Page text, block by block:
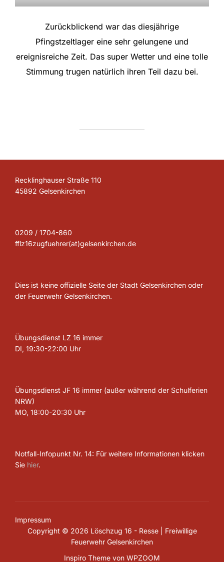
Zurückblickend war das diesjährige
Pfingstzeltlager eine sehr gelungene und
ereignisreiche Zeit. Das super Wetter und eine tolle
Stimmung trugen natürlich ihren Teil dazu bei.
Recklinghauser Straße 110
45892 Gelsenkirchen
0209 / 1704-860
fflz16zugfuehrer(at)gelsenkirchen.de
Dies ist keine offizielle Seite der Stadt Gelsenkirchen oder
der Feuerwehr Gelsenkirchen.
Übungsdienst LZ 16 immer
DI, 19:30-22:00 Uhr
Übungsdienst JF 16 immer (außer während der Schulferien
NRW)
MO, 18:00-20:30 Uhr
Notfall-Infopunkt Nr. 14: Für weitere Informationen klicken
Sie hier.
Impressum
Copyright © 2026 Löschzug 16 - Resse | Freiwillige
Feuerwehr Gelsenkirchen
Inspiro Theme von WPZOOM